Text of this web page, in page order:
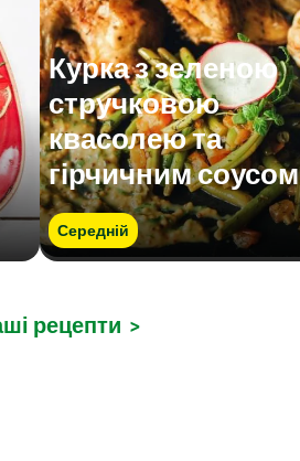
Курка з зеленою
стручковою
квасолею та
гірчичним соусом
Середній
рецепти >